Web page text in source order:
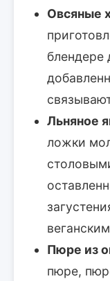
Овсяные
блендере
Льняное
ложки
Пюре из
пюре,